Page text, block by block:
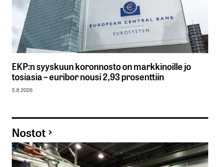
EKP:n syyskuun koronnosto on markkinoille jo
tosiasia – euribor nousi 2,93 prosenttiin
5.8.2026
Nostot